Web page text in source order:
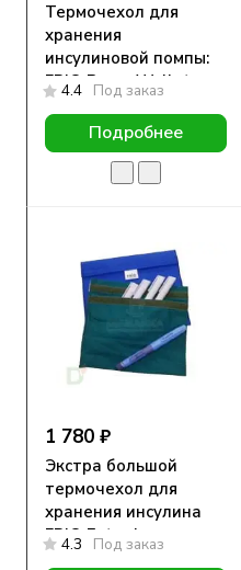
Термочехол для
хранения
инсулиновой помпы:
FRIO Pump Wallet
4.4 Под заказ
Подробнее
1 780 ₽
Экстра большой
термочехол для
хранения инсулина
FRIO Extra Large
Wallet, 15,5 х 21 см
4.3 Под заказ